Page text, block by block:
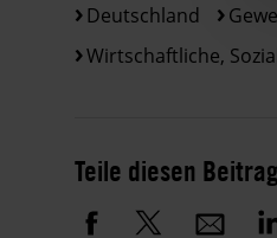
Deutschland
Wirtschaftliche,
Teile diesen Beitrag